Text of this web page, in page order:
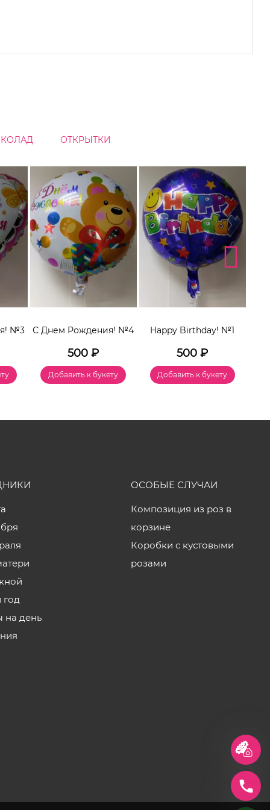
ОТКРЫТКИ
№3 С Днем Рождения! №4
500 ₽
Добавить к букету
Happy Birthday! №1
500 ₽
Добавить к букету
на день
ОСОБЫЕ СЛУЧАИ
Композиция из роз в
корзине
Коробки с кустовыми
розами